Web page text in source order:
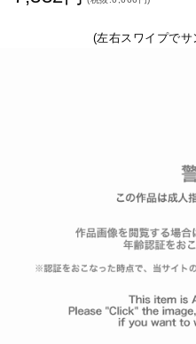
(左右スワイプで